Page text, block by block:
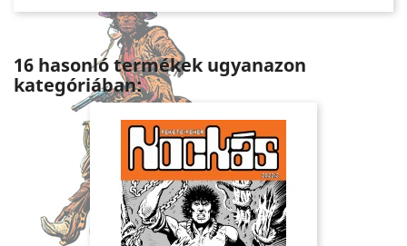
16 hasonló termékek ugyanazon
kategóriában: